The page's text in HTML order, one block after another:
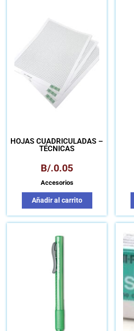
HOJAS CUADRICULADAS –
TÉCNICAS
B/.0.05
Accesorios
Añadir al carrito